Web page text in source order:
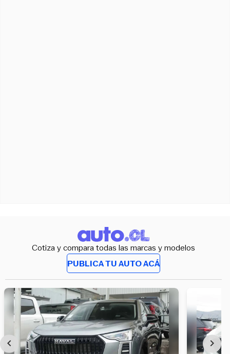
Cotiza y compara todas las marcas y modelos
PUBLICA TU AUTO ACÁ